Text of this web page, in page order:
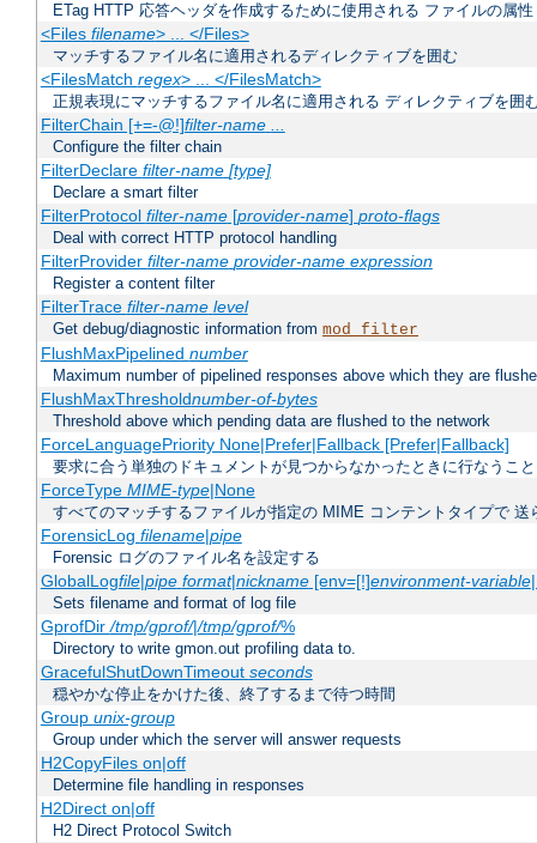
ETag HTTP 応答ヘッダを作成するために使用される ファイルの属性
<Files filename> ... </Files>
マッチするファイル名に適用されるディレクティブを囲む
<FilesMatch regex> ... </FilesMatch>
正規表現にマッチするファイル名に適用される ディレクティブを囲
FilterChain [+=-@!]filter-name ...
Configure the filter chain
FilterDeclare filter-name [type]
Declare a smart filter
FilterProtocol filter-name[provider-name] proto-flags
Deal with correct HTTP protocol handling
FilterProvider filter-name provider-name expression
Register a content filter
FilterTrace filter-name level
Get debug/diagnostic information from mod_filter
FlushMaxPipelined number
Maximum number of pipelined responses above which they are
FlushMaxThresholdnumber-of-bytes
Threshold above which pending data are flushed to the network
ForceLanguagePriority None|Prefer|Fallback [Prefer|Fallback]
要求に合う単独のドキュメントが見つからなかったときに行なうこ
ForceType MIME-type|None
すべてのマッチするファイルが指定の MIME コンテントタイプで 送
ForensicLog filename|pipe
Forensic ログのファイル名を設定する
GlobalLogfile|pipe format|nickname[env=[!]environment-variable
Sets filename and format of log file
GprofDir/tmp/gprof/|/tmp/gprof/%
Directory to write gmon.out profiling data to.
GracefulShutDownTimeout seconds
穏やかな停止をかけた後、終了するまで待つ時間
Group unix-group
Group under which the server will answer requests
H2CopyFiles on|off
Determine file handling in responses
H2Direct on|off
H2 Direct Protocol Switch